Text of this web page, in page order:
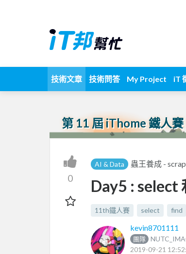
技術文章 技術問答 My Project iT
第 11 屆 iThome 鐵人賽
0
AI & Data 蟲王養成 -
Day5 : select
11th鐵人賽 select find
kevin8701111
團隊
2019-09-21